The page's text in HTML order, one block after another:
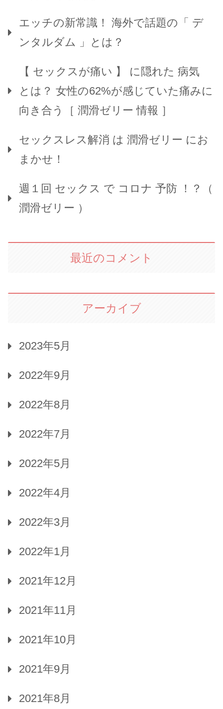
エッチの新常識！ 海外で話題の「 デ
ンタルダム 」とは？
【 セックスが痛い 】 に隠れた 病気
とは？ 女性の62%が感じていた痛みに
向き合う［ 潤滑ゼリー 情報 ］
セックスレス解消 は 潤滑ゼリー にお
まかせ！
週１回 セックス で コロナ 予防 ！？（
潤滑ゼリー ）
最近のコメント
アーカイブ
2023年5月
2022年9月
2022年8月
2022年7月
2022年5月
2022年4月
2022年3月
2022年1月
2021年12月
2021年11月
2021年10月
2021年9月
2021年8月